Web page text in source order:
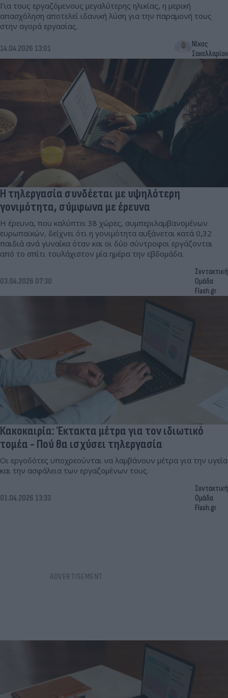
Για τους εργαζόμενους μεγαλύτερης ηλικίας, η μερική
απασχόληση αποτελεί ιδανική λύση για την παραμονή τους
στην αγορά εργασίας.
14.04.2026 13:01
Νίκος
Σακελλαρίου
Η τηλεργασία συνδέεται με υψηλότερη
γονιμότητα, σύμφωνα με έρευνα
Η έρευνα, που καλύπτει 38 χώρες, συμπεριλαμβανομένων
ευρωπαϊκών, δείχνει ότι η γονιμότητα αυξάνεται κατά 0,32
παιδιά ανά γυναίκα όταν και οι δύο σύντροφοι εργάζονται
από το σπίτι τουλάχιστον μία ημέρα την εβδομάδα.
03.04.2026 07:30
Συντακτική
Ομάδα
Flash.gr
Κακοκαιρία: Έκτακτα μέτρα για τον ιδιωτικό
τομέα - Πού θα ισχύσει τηλεργασία
Οι εργοδότες υποχρεούνται να λαμβάνουν μέτρα για την υγεία
και την ασφάλεια των εργαζομένων τους.
01.04.2026 13:33
Συντακτική
Ομάδα
Flash.gr